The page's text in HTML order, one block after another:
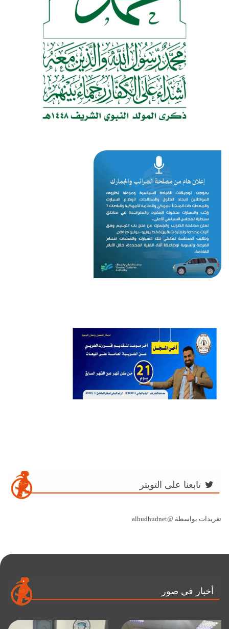
تابعنا على التويتر
تغريدات بواسطة @alhudhudnet
أخبار في صور